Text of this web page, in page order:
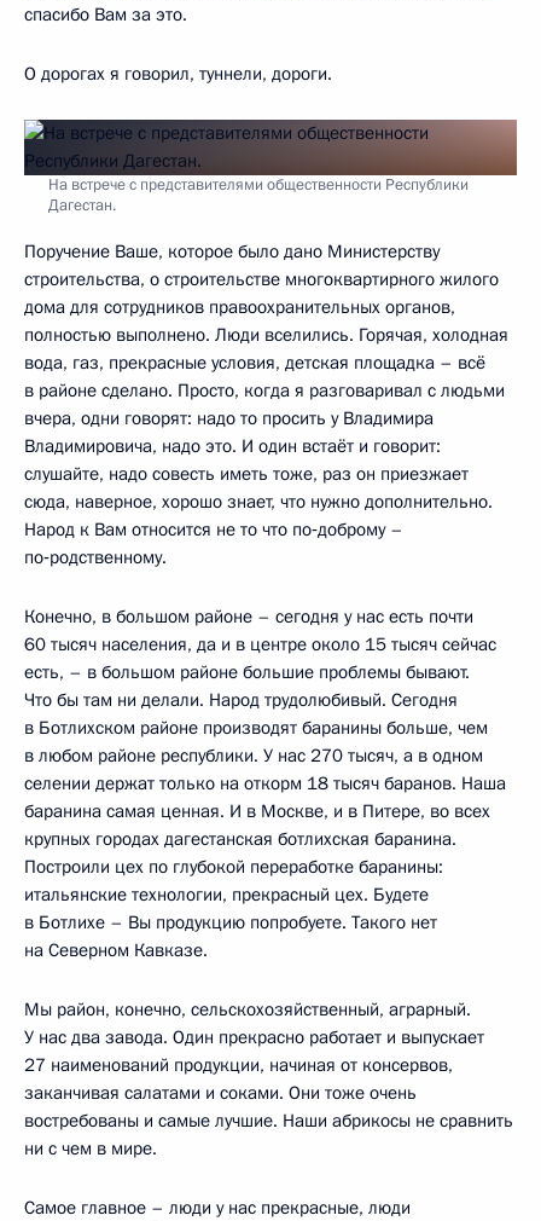
спасибо Вам за это.
О дорогах я говорил, туннели, дороги.
На встрече с представителями общественности Республики
Дагестан.
Поручение Ваше, которое было дано Министерству
строительства, о строительстве многоквартирного жилого
дома для сотрудников правоохранительных органов,
полностью выполнено. Люди вселились. Горячая, холодная
вода, газ, прекрасные условия, детская площадка – всё
в районе сделано. Просто, когда я разговаривал с людьми
вчера, одни говорят: надо то просить у Владимира
Владимировича, надо это. И один встаёт и говорит:
слушайте, надо совесть иметь тоже, раз он приезжает
сюда, наверное, хорошо знает, что нужно дополнительно.
Народ к Вам относится не то что по‑доброму –
по‑родственному.
Конечно, в большом районе – сегодня у нас есть почти
60 тысяч населения, да и в центре около 15 тысяч сейчас
есть, – в большом районе большие проблемы бывают.
Что бы там ни делали. Народ трудолюбивый. Сегодня
в Ботлихском районе производят баранины больше, чем
в любом районе республики. У нас 270 тысяч, а в одном
селении держат только на откорм 18 тысяч баранов. Наша
баранина самая ценная. И в Москве, и в Питере, во всех
крупных городах дагестанская ботлихская баранина.
Построили цех по глубокой переработке баранины:
итальянские технологии, прекрасный цех. Будете
в Ботлихе – Вы продукцию попробуете. Такого нет
на Северном Кавказе.
Мы район, конечно, сельскохозяйственный, аграрный.
У нас два завода. Один прекрасно работает и выпускает
27 наименований продукции, начиная от консервов,
заканчивая салатами и соками. Они тоже очень
востребованы и самые лучшие. Наши абрикосы не сравнить
ни с чем в мире.
Самое главное – люди у нас прекрасные, люди